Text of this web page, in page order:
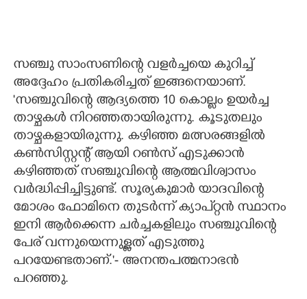
സഞ്ചു സാംസണിന്റെ വളർച്ചയെ കുറിച്ച്
അദ്ദേഹം പ്രതികരിച്ചത് ഇങ്ങനെയാണ്.
'സഞ്ചുവിന്റെ ആദ്യത്തെ 10 കൊല്ലം ഉയർച്ച
താഴ്ചകൾ നിറഞ്ഞതായിരുന്നു. കൂടുതലും
താഴ്ചകളായിരുന്നു. കഴിഞ്ഞ മത്സരങ്ങളിൽ
കൺസിസ്റ്റന്റ് ആയി റൺസ് എടുക്കാൻ
കഴിഞ്ഞത് സഞ്ചുവിന്റെ ആത്മവിശ്വാസം
വർദ്ധിപ്പിച്ചിട്ടുണ്ട്. സൂര്യകുമാർ യാദവിന്റെ
മോശം ഫോമിനെ തുട‌ർന്ന് ക്യാപ്റ്റൻ സ്ഥാനം
ഇനി ആർക്കെന്ന ചർച്ചകളിലും സഞ്ചുവിന്റെ
പേര് വന്നുയെന്നുള്ളത് എടുത്തു
പറയേണ്ടതാണ്.'- അനന്തപത്മനാഭൻ
പറഞ്ഞു.